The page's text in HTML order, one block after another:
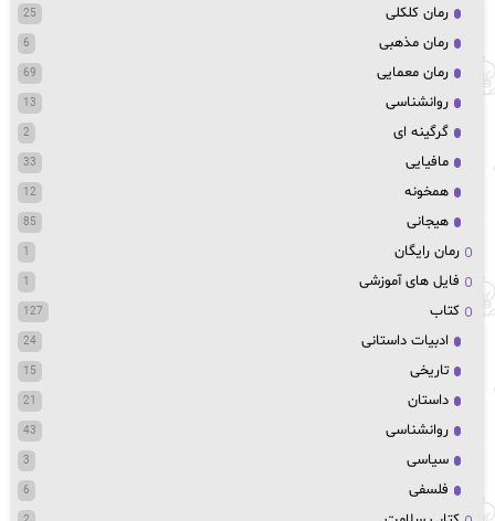
رمان کلکلی 25
رمان مذهبی 6
رمان معمایی 69
روانشناسی 13
گرگینه ای 2
مافیایی 33
همخونه 12
هیجانی 85
رمان رایگان 1
فایل های آموزشی 1
کتاب 127
ادبیات داستانی 24
تاریخی 15
داستان 21
روانشناسی 43
سیاسی 3
فلسفی 6